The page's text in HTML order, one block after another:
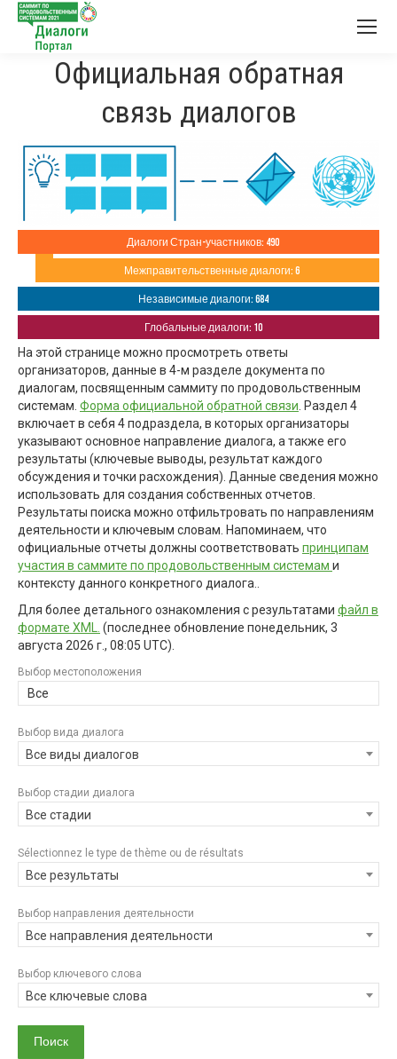
Официальная обратная
связь диалогов
Диалоги Стран-участников: 490
Межправительственные диалоги: 6
Независимые диалоги: 684
Глобальные диалоги: 10
На этой странице можно просмотреть ответы
организаторов, данные в 4-м разделе документа по
диалогам, посвященным саммиту по продовольственным
системам. Форма официальной обратной связи . Раздел 4
включает в себя 4 подраздела, в которых организаторы
указывают основное направление диалога, а также его
результаты (ключевые выводы, результат каждого
обсуждения и точки расхождения). Данные сведения можно
использовать для создания собственных отчетов.
Результаты поиска можно отфильтровать по направлениям
деятельности и ключевым словам. Напоминаем, что
официальные отчеты должны соответствовать принципам
участия в саммите по продовольственным системам и
контексту данного конкретного диалога..
Для более детального ознакомления с результатами файл в
формате XML.
(последнее обновление понедельник, 3
августа 2026 г., 08:05 UTC).
Выбор местоположения
Все
Выбор вида диалога
Все виды диалогов
Выбор стадии диалога
Все стадии
Sélectionnez le type de thème ou de résultats
Все результаты
Выбор направления деятельности
Все направления деятельности
Выбор ключевого слова
Все ключевые слова